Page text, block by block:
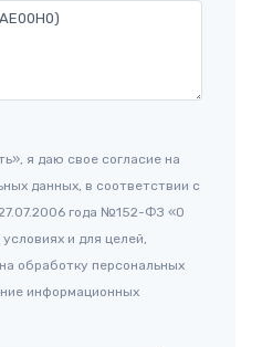
я даю свое согласие на
данных, в соответствии с
года №152-ФЗ «О
и для целей,
обработку персональных
информационных